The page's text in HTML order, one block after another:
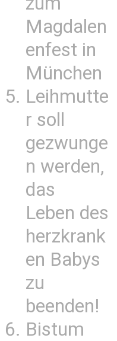
Magdalen
enfest in
München
Leihmutte
r soll
gezwunge
n werden,
das
Leben des
herzkrank
en Babys
zu
beenden!
Bistum